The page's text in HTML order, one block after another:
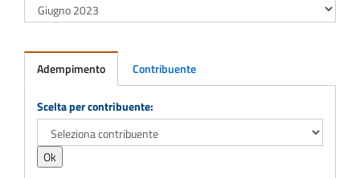
Adempimento Contribuente
Adempimento
Scelta per contribuente: